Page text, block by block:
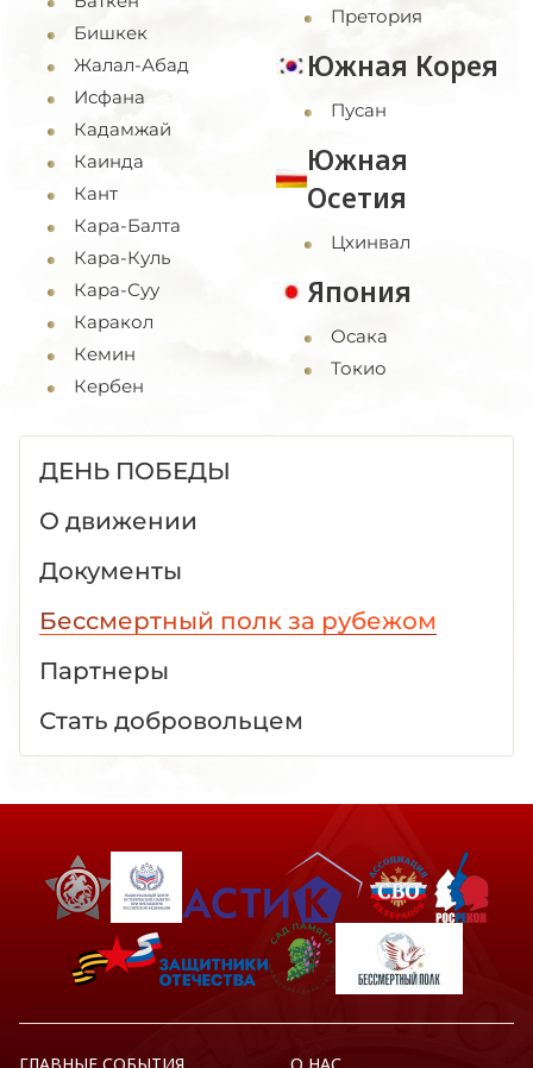
Бишкек
Жалал-Абад
Исфана
Кадамжай
Каинда
Кант
Кара-Балта
Кара-Куль
Кара-Суу
Каракол
Кемин
Кербен
Претория
Южная Корея
Пусан
Южная
Осетия
Цхинвал
Япония
Осака
Токио
ДЕНЬ ПОБЕДЫ
О движении
Документы
Бессмертный полк за рубежом
Партнеры
Стать добровольцем